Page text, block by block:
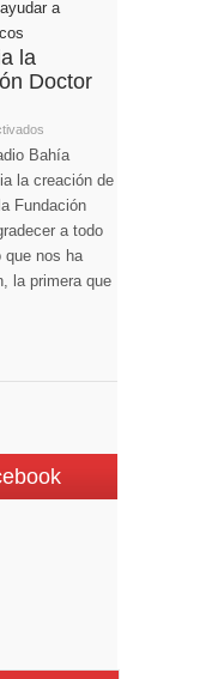
la
Doctor
Bahía
la creación de
Fundación
a todo
que nos ha
la primera que